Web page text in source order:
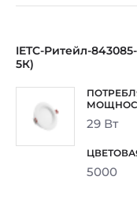
IETC-Ритейл-
5К)
29 Вт
5000